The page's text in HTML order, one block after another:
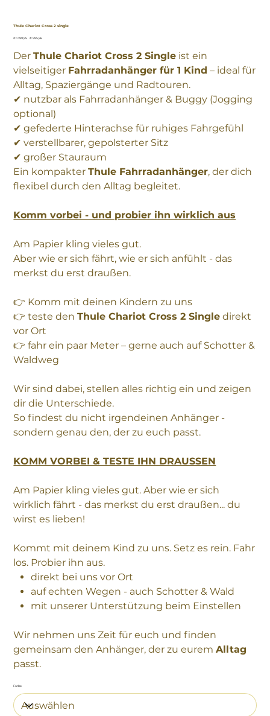
Thule Chariot Cross 2 single
Ursprünglicher
€ 1.199,95 Angebotspreis
€ 995,96
DerThule Chariot Cross 2 Single ist ein
vielseitiger Fahrradanhänger für 1 Kind – ideal für
Alltag, Spaziergänge und Radtouren.
✔ nutzbar als Fahrradanhänger & Buggy (Jogging
optional)
✔ gefederte Hinterachse für ruhiges Fahrgefühl
✔ verstellbarer, gepolsterter Sitz
✔ großer Stauraum
Ein kompakterThule Fahrradanhänger, der dich
flexibel durch den Alltag begleitet.
Komm vorbei - und probier ihn wirklich aus
Am Papier kling vieles gut.
Aber wie er sich fährt, wie er sich anfühlt - das
merkst du erst draußen.
👉 Komm mit deinen Kindern zu uns
👉 teste denThule Chariot Cross 2 Single direkt
vor Ort
👉 fahr ein paar Meter – gerne auch auf Schotter &
Waldweg
Wir sind dabei, stellen alles richtig ein und zeigen
dir die Unterschiede.
So findest du nicht irgendeinen Anhänger -
sondern genau den, der zu euch passt.
KOMM VORBEI & TESTE IHN DRAUSSEN
Am Papier kling vieles gut. Aber wie er sich
wirklich fährt - das merkst du erst draußen... du
wirst es lieben!
Kommt mit deinem Kind zu uns. Setz es rein. Fahr
los. Probier ihn aus.
direkt bei uns vor Ort
auf echten Wegen - auch Schotter & Wald
mit unserer Unterstützung beim Einstellen
Wir nehmen uns Zeit für euch und finden
gemeinsam den Anhänger, der zu euremAlltag
passt.
Farbe